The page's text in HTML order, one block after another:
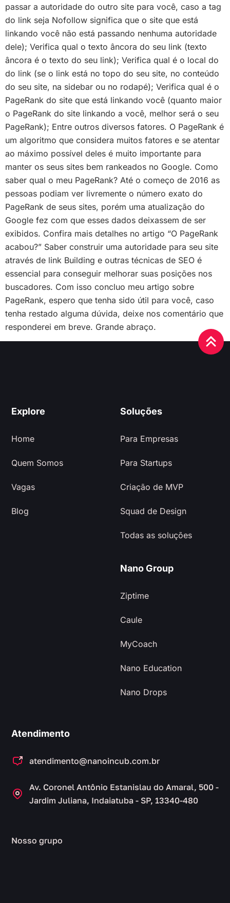
passar a autoridade do outro site para você, caso a tag
do link seja Nofollow significa que o site que está
linkando você não está passando nenhuma autoridade
dele); Verifica qual o texto âncora do seu link (texto
âncora é o texto do seu link); Verifica qual é o local do
do link (se o link está no topo do seu site, no conteúdo
do seu site, na sidebar ou no rodapé); Verifica qual é o
PageRank do site que está linkando você (quanto maior
o PageRank do site linkando a você, melhor será o seu
PageRank); Entre outros diversos fatores. O PageRank é
um algoritmo que considera muitos fatores e se atentar
ao máximo possível deles é muito importante para
manter os seus sites bem rankeados no Google. Como
saber qual o meu PageRank? Até o começo de 2016 as
pessoas podiam ver livremente o número exato do
PageRank de seus sites, porém uma atualização do
Google fez com que esses dados deixassem de ser
exibidos. Confira mais detalhes no artigo “O PageRank
acabou?” Saber construir uma autoridade para seu site
através de link Building e outras técnicas de SEO é
essencial para conseguir melhorar suas posições nos
buscadores. Com isso concluo meu artigo sobre
PageRank, espero que tenha sido útil para você, caso
tenha restado alguma dúvida, deixe nos comentário que
responderei em breve. Grande abraço.
Explore
Home
Quem Somos
Vagas
Blog
Soluções
Para Empresas
Para Startups
Criação de MVP
Squad de Design
Todas as soluções
Nano Group
Ziptime
Caule
MyCoach
Nano Education
Nano Drops
Atendimento
atendimento@nanoincub.com.br
Av. Coronel Antônio Estanislau do Amaral, 500 -
Jardim Juliana, Indaiatuba - SP, 13340-480
Nosso grupo